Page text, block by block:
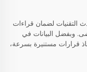
التقنيات لضمان قراءات
وبفضل البيانات في
قرارات مستنيرة بسرعة،